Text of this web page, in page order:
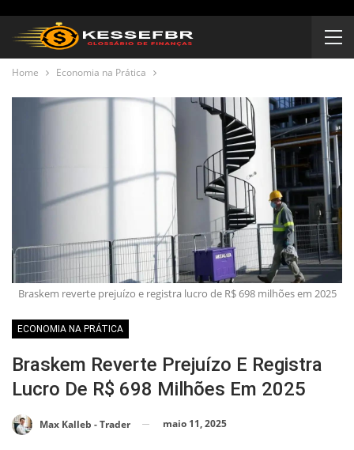
Home Economia na Prática
Braskem reverte prejuízo e registra lucro de R$ 698 milhões em 2025
ECONOMIA NA PRÁTICA
Braskem Reverte Prejuízo E Registra
Lucro De R$ 698 Milhões Em 2025
Max Kalleb - Trader maio 11, 2025